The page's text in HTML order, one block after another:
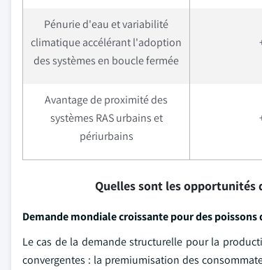
Pénurie d'eau et variabilité
climatique accélérant l'adoption
des systèmes en boucle fermée
Avantage de proximité des
systèmes RAS urbains et
périurbains
Quelles sont les opportunités
Demande mondiale croissante pour des
Le cas de la demande structurelle pour la
convergentes : la premiumisation des